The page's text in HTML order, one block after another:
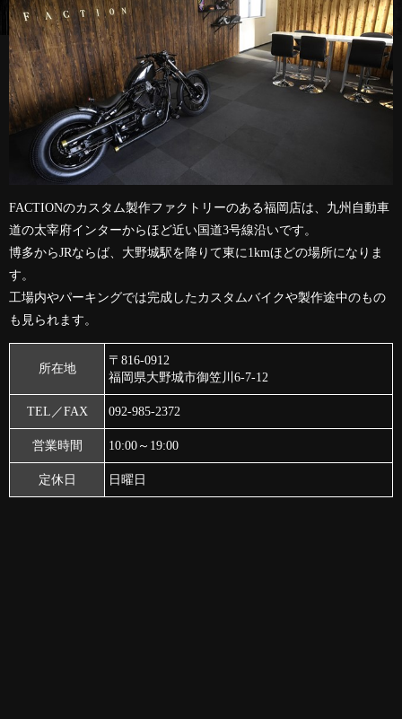
FACTIONのカスタム製作ファクトリーのある福岡店は、九州自動車
道の太宰府インターからほど近い国道3号線沿いです。
博多からJRならば、大野城駅を降りて東に1kmほどの場所になりま
す。
工場内やパーキングでは完成したカスタムバイクや製作途中のもの
も見られます。
所在地
〒816-0912
福岡県大野城市御笠川6-7-12
TEL／FAX 092-985-2372
営業時間 10:00～19:00
定休日 日曜日